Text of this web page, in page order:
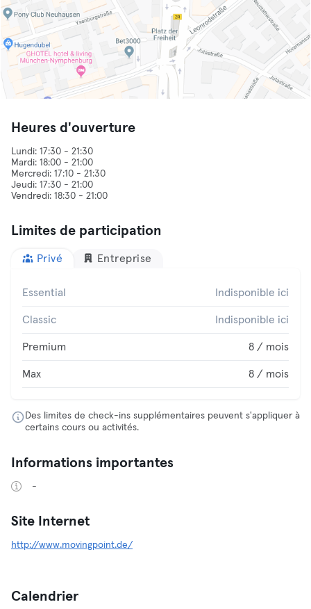
Heures d'ouverture
Lundi: 17:30 - 21:30
Mardi: 18:00 - 21:00
Mercredi: 17:10 - 21:30
Jeudi: 17:30 - 21:00
Limites de participation
Privé Entreprise
Essential Indisponible ici
Classic Indisponible ici
Premium 8 / mois
Max 8 / mois
Des limites de check-ins supplémentaires peuvent s'appliquer à
certains cours ou activités.
Informations importantes
-
Site Internet
http://www.movingpoint.de/
Calendrier